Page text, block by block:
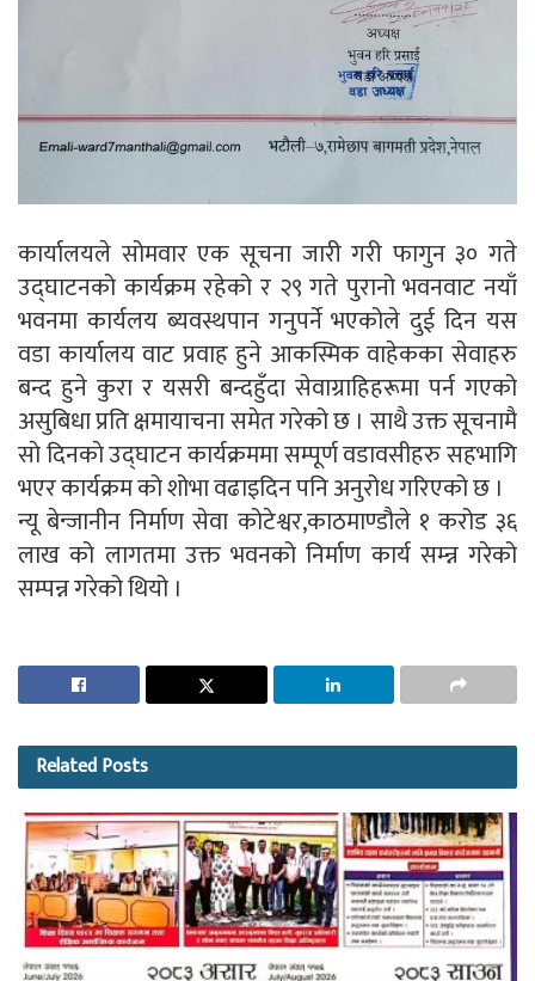
कार्यालयले सोमवार एक सूचना जारी गरी फागुन ३० गते
उद्घाटनको कार्यक्रम रहेको र २९ गते पुरानो भवनवाट नयाँ
भवनमा कार्यलय ब्यवस्थपान गनुपर्ने भएकोले दुई दिन यस
वडा कार्यालय वाट प्रवाह हुने आकस्मिक वाहेकका सेवाहरु
बन्द हुने कुरा र यसरी बन्दहुँदा सेवाग्राहिहरूमा पर्न गएको
असुबिधा प्रति क्षमायाचना समेत गरेको छ । साथै उक्त सूचनामै
साे दिनकाे उद्घाटन कार्यक्रममा सम्पूर्ण वडावसीहरु सहभागि
भएर कार्यक्रम को शोभा वढाइदिन पनि अनुरोध गरिएको छ ।
न्यू बेन्जानीन निर्माण सेवा कोटेश्वर,काठमाण्डौले १ करोड ३६
लाख को लागतमा उक्त भवनको निर्माण कार्य सम्न्न गरेको
सम्पन्न गरेको थियो ।
RelatedPosts